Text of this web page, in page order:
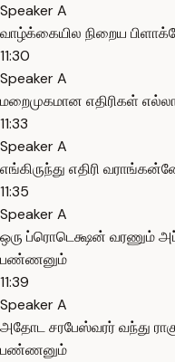
Speaker A
வாழ்க்கையில நிறைய
11:30
Speaker A
மறைமுகமான எதிரிகள்
11:33
Speaker A
எங்கிருந்து எதிரி
11:35
Speaker A
ஒரு ப்ரொடெக்ஷன் வரணும்
பண்ணனும்
11:39
Speaker A
அதோட சரபேஸ்வரர் வந்து
பண்ணனும்